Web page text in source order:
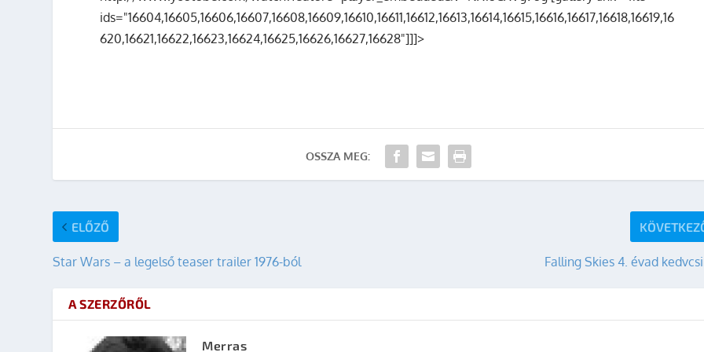
ids="16604,16605,16606,16607,16608,16609,16610,16611,16612,16613,16614,16615,16616,16617,16618,16619,16
620,16621,16622,16623,16624,16625,16626,16627,16628"]]]>
OSSZA MEG:
ELŐZŐ
Star Wars – a legelső teaser trailer 1976-ból Falling Skies 4. évad
A SZERZŐRŐL
Merras